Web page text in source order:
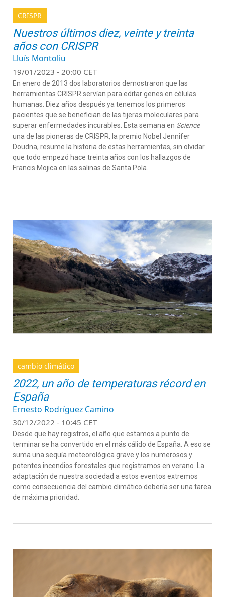
CRISPR
Nuestros últimos diez, veinte y treinta
años con CRISPR
Lluís Montoliu
19/01/2023 - 20:00 CET
En enero de 2013 dos laboratorios demostraron que las
herramientas CRISPR servían para editar genes en células
humanas. Diez años después ya tenemos los primeros
pacientes que se benefician de las tijeras moleculares para
superar enfermedades incurables. Esta semana en Science
una de las pioneras de CRISPR, la premio Nobel Jennifer
Doudna, resume la historia de estas herramientas, sin olvidar
que todo empezó hace treinta años con los hallazgos de
Francis Mojica en las salinas de Santa Pola.
cambio climático
2022, un año de temperaturas récord en
España
Ernesto Rodríguez Camino
30/12/2022 - 10:45 CET
Desde que hay registros, el año que estamos a punto de
terminar se ha convertido en el más cálido de España. A eso se
suma una sequía meteorológica grave y los numerosos y
potentes incendios forestales que registramos en verano. La
adaptación de nuestra sociedad a estos eventos extremos
como consecuencia del cambio climático debería ser una tarea
de máxima prioridad.